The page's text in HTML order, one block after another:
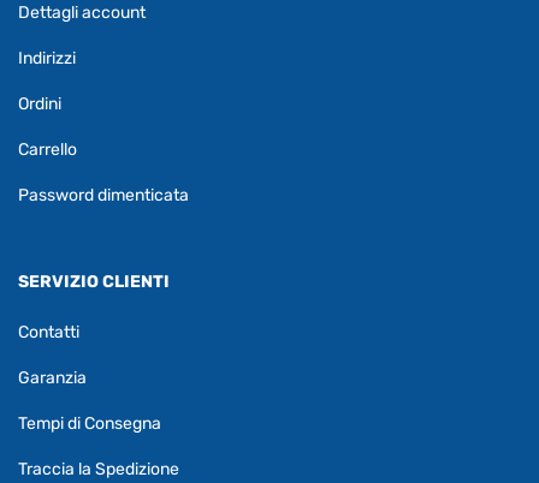
Dettagli account
Indirizzi
Ordini
Carrello
Password dimenticata
SERVIZIO CLIENTI
Contatti
Garanzia
Tempi di Consegna
Traccia la Spedizione